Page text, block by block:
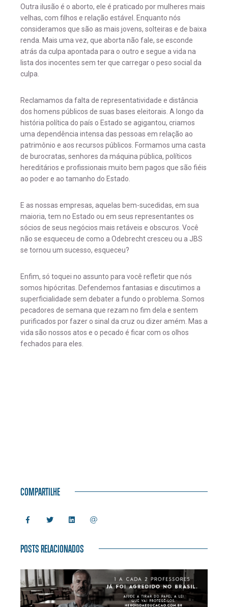
Outra ilusão é o aborto, ele é praticado por mulheres mais
velhas, com filhos e relação estável. Enquanto nós
consideramos que são as mais jovens, solteiras e de baixa
renda. Mais uma vez, que aborta não fale, se esconde
atrás da culpa apontada para o outro e segue a vida na
lista dos inocentes sem ter que carregar o peso social da
culpa.
Reclamamos da falta de representatividade e distância
dos homens públicos de suas bases eleitorais. A longo da
história política do país o Estado se agigantou, criamos
uma dependência intensa das pessoas em relação ao
patrimônio e aos recursos públicos. Formamos uma casta
de burocratas, senhores da máquina pública, políticos
hereditários e profissionais muito bem pagos que são fiéis
ao poder e ao tamanho do Estado.
E as nossas empresas, aquelas bem-sucedidas, em sua
maioria, tem no Estado ou em seus representantes os
sócios de seus negócios mais retáveis e obscuros. Você
não se esqueceu de como a Odebrecht cresceu ou a JBS
se tornou um sucesso, esqueceu?
Enfim, só toquei no assunto para você refletir que nós
somos hipócritas. Defendemos fantasias e discutimos a
superficialidade sem debater a fundo o problema. Somos
pecadores de semana que rezam no fim dela e sentem
purificados por fazer o sinal da cruz ou dizer amém. Mas a
vida são nossos atos e o pecado é ficar com os olhos
fechados para eles.
COMPARTILHE
POSTS RELACIONADOS